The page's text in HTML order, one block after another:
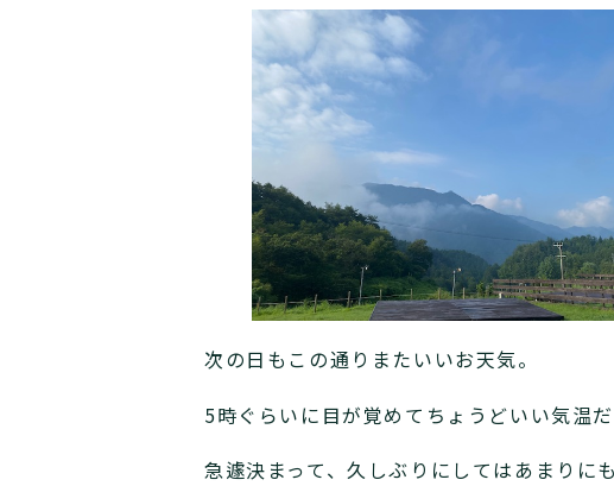
次の日もこの通りまたいいお天気。
5時ぐらいに目が覚めてちょうどいい気温
急遽決まって、久しぶりにしてはあまりに